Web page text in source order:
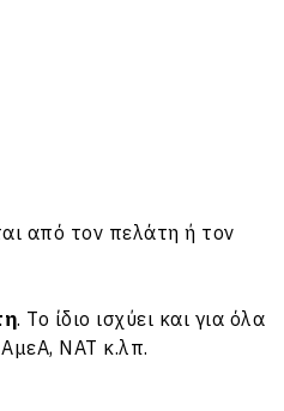
από τον πελάτη ή τον
. Το ίδιο ισχύει και για όλα
ΑμεΑ, ΝΑΤ κ.λπ.